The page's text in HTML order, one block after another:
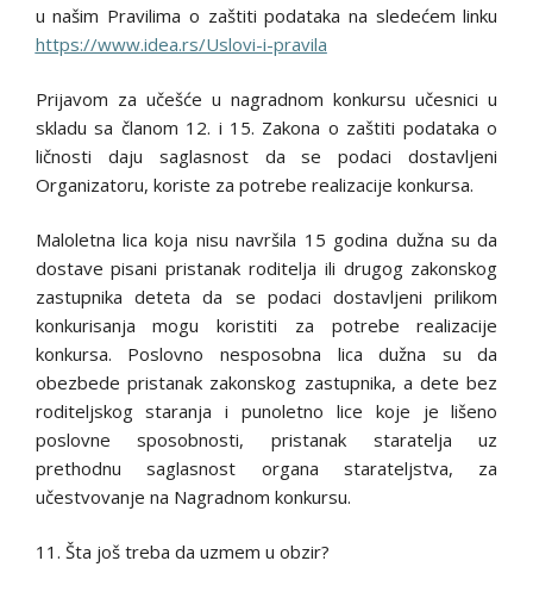
u našim Pravilima o zaštiti podataka na sledećem linku
https://www.idea.rs/Uslovi-i-pravila
Prijavom za učešće u nagradnom konkursu učesnici u
skladu sa članom 12. i 15. Zakona o zaštiti podataka o
ličnosti daju saglasnost da se podaci dostavljeni
Organizatoru, koriste za potrebe realizacije konkursa.
Maloletna lica koja nisu navršila 15 godina dužna su da
dostave pisani pristanak roditelja ili drugog zakonskog
zastupnika deteta da se podaci dostavljeni prilikom
konkurisanja mogu koristiti za potrebe realizacije
konkursa. Poslovno nesposobna lica dužna su da
obezbede pristanak zakonskog zastupnika, a dete bez
roditeljskog staranja i punoletno lice koje je lišeno
poslovne sposobnosti, pristanak staratelja uz
prethodnu saglasnost organa starateljstva, za
učestvovanje na Nagradnom konkursu.
11. Šta još treba da uzmem u obzir?